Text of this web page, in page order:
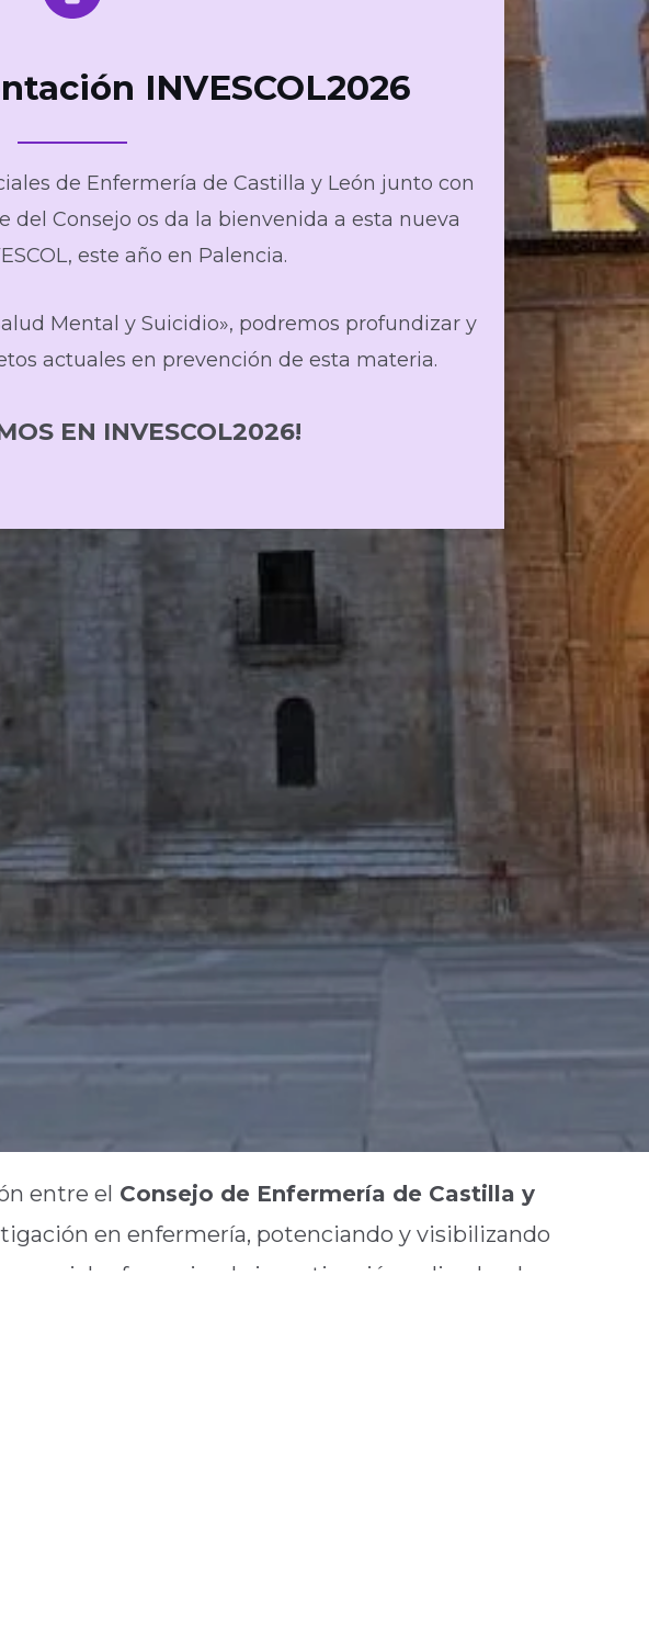
INVESCOL2026
de Enfermería de Castilla y León junto con
del Consejo os da la bienvenida a esta nueva
este año en Palencia.
Mental y Suicidio», podremos profundizar y
actuales en prevención de esta materia.
EN INVESCOL2026!
entre el Consejo de Enfermería de Castilla y
en enfermería, potenciando y visibilizando
referencia a la investigación aplicada a los